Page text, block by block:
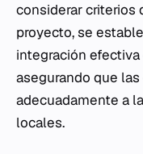
considerar criterios
proyecto, se
integración
asegurando que
adecuadamente a
locales.